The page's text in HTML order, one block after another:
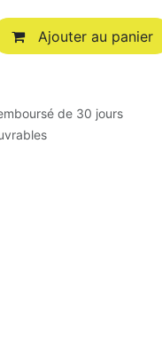
Ajouter au panier
de 30 jours